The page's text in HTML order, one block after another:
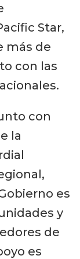
Star,
más de
con las
con
la
es
y
de
es